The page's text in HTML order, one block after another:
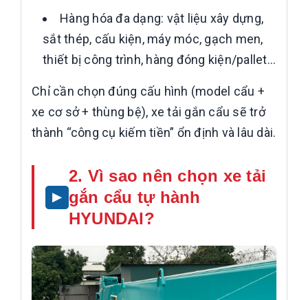
Hàng hóa đa dạng: vật liệu xây dựng,
sắt thép, cấu kiện, máy móc, gạch men,
thiết bị công trình, hàng đóng kiện/pallet…
Chỉ cần chọn đúng cấu hình (model cẩu +
xe cơ sở + thùng bệ), xe tải gắn cẩu sẽ trở
thành “công cụ kiếm tiền” ổn định và lâu dài.
2. Vì sao nên chọn xe tải
gắn cẩu tự hành
HYUNDAI?